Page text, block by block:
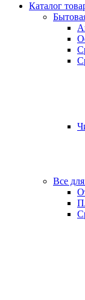
Каталог
Все